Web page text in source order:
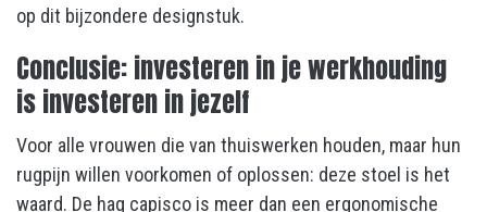
op dit bijzondere designstuk.
Conclusie: investeren in je werkhouding
is investeren in jezelf
Voor alle vrouwen die van thuiswerken houden, maar hun
rugpijn willen voorkomen of oplossen: deze stoel is het
waard. De hag capisco is meer dan een ergonomische